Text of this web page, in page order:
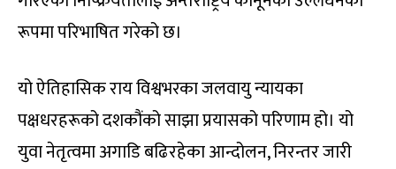
रूपमा परिभाषित गरेको छ।
यो ऐतिहासिक राय विश्वभरका जलवायु न्यायका
पक्षधरहरूको दशकौंको साझा प्रयासको परिणाम हो। यो
युवा नेतृत्वमा अगाडि बढिरहेका आन्दोलन, निरन्तर जारी